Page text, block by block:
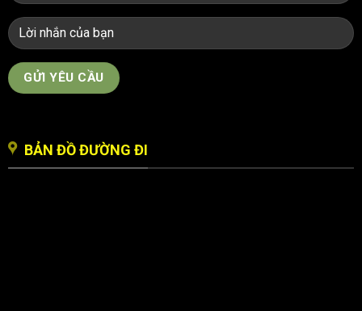
BẢN ĐỒ ĐƯỜNG ĐI